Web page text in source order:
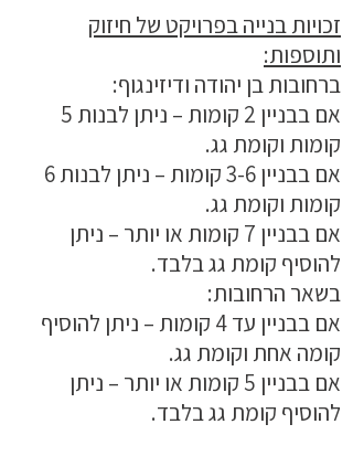
זכויות בנייה בפרויקט של חיזוק
ותוספות:
ברחובות בן יהודה ודיזינגוף:
אם בבניין 2 קומות – ניתן לבנות 5
קומות וקומת גג.
אם בבניין 3-6 קומות – ניתן לבנות 6
קומות וקומת גג.
אם בבניין 7 קומות או יותר – ניתן
להוסיף קומת גג בלבד.
בשאר הרחובות:
אם בבניין עד 4 קומות – ניתן להוסיף
קומה אחת וקומת גג.
אם בבניין 5 קומות או יותר – ניתן
להוסיף קומת גג בלבד.